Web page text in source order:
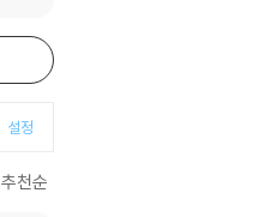
설정
추천순